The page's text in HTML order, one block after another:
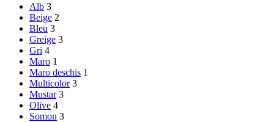
Alb 3
Beige 2
Bleu 3
Greige 3
Gri 4
Maro 1
Maro deschis 1
Multicolor 3
Mustar 3
Olive 4
Somon 3